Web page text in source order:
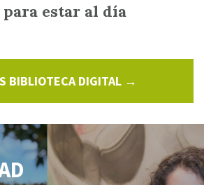
estar al día
BIBLIOTECA DIGITAL →